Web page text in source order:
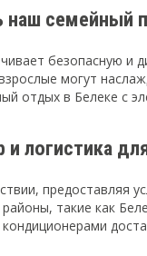
семейный
безопасную и
взрослые могут
отдых в Белеке с
логистика
предоставляя
такие как